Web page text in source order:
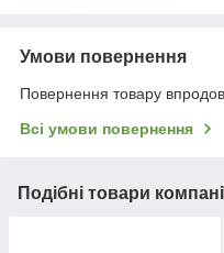
Умови повернення
Повернення товару
Всі умови повернення
Подібні товари